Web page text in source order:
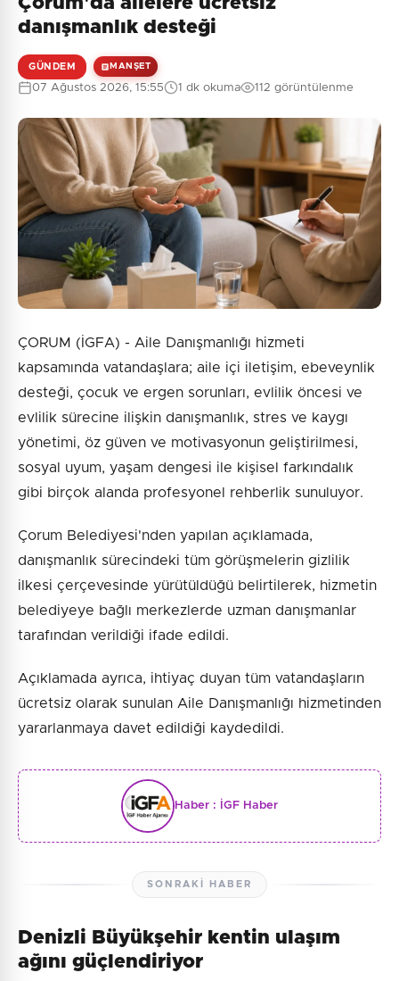
danışmanlık desteği
GÜNDEM MANŞET
07 Ağustos 2026, 15:55 1 dk okuma 112 görüntülenme
ÇORUM (İGFA) - Aile Danışmanlığı hizmeti
kapsamında vatandaşlara; aile içi iletişim, ebeveynlik
desteği, çocuk ve ergen sorunları, evlilik öncesi ve
evlilik sürecine ilişkin danışmanlık, stres ve kaygı
yönetimi, öz güven ve motivasyonun geliştirilmesi,
sosyal uyum, yaşam dengesi ile kişisel farkındalık
gibi birçok alanda profesyonel rehberlik sunuluyor.
Çorum Belediyesi'nden yapılan açıklamada,
danışmanlık sürecindeki tüm görüşmelerin gizlilik
ilkesi çerçevesinde yürütüldüğü belirtilerek, hizmetin
belediyeye bağlı merkezlerde uzman danışmanlar
tarafından verildiği ifade edildi.
Açıklamada ayrıca, ihtiyaç duyan tüm vatandaşların
ücretsiz olarak sunulan Aile Danışmanlığı hizmetinden
yararlanmaya davet edildiği kaydedildi.
Haber : İGF Haber
SONRAKI HABER
Denizli Büyükşehir kentin ulaşım
ağını güçlendiriyor